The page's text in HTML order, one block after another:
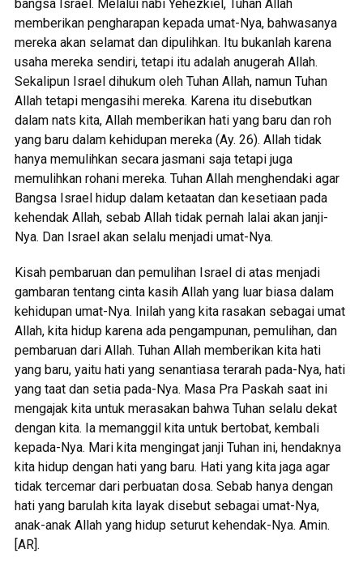
bangsa Israel. Melalui nabi Yehezkiel, Tuhan Allah
memberikan pengharapan kepada umat-Nya, bahwasanya
mereka akan selamat dan dipulihkan. Itu bukanlah karena
usaha mereka sendiri, tetapi itu adalah anugerah Allah.
Sekalipun Israel dihukum oleh Tuhan Allah, namun Tuhan
Allah tetapi mengasihi mereka. Karena itu disebutkan
dalam nats kita, Allah memberikan hati yang baru dan roh
yang baru dalam kehidupan mereka (Ay. 26). Allah tidak
hanya memulihkan secara jasmani saja tetapi juga
memulihkan rohani mereka. Tuhan Allah menghendaki agar
Bangsa Israel hidup dalam ketaatan dan kesetiaan pada
kehendak Allah, sebab Allah tidak pernah lalai akan janji-
Nya. Dan Israel akan selalu menjadi umat-Nya.
Kisah pembaruan dan pemulihan Israel di atas menjadi
gambaran tentang cinta kasih Allah yang luar biasa dalam
kehidupan umat-Nya. Inilah yang kita rasakan sebagai umat
Allah, kita hidup karena ada pengampunan, pemulihan, dan
pembaruan dari Allah. Tuhan Allah memberikan kita hati
yang baru, yaitu hati yang senantiasa terarah pada-Nya, hati
yang taat dan setia pada-Nya. Masa Pra Paskah saat ini
mengajak kita untuk merasakan bahwa Tuhan selalu dekat
dengan kita. Ia memanggil kita untuk bertobat, kembali
kepada-Nya. Mari kita mengingat janji Tuhan ini, hendaknya
kita hidup dengan hati yang baru. Hati yang kita jaga agar
tidak tercemar dari perbuatan dosa. Sebab hanya dengan
hati yang barulah kita layak disebut sebagai umat-Nya,
anak-anak Allah yang hidup seturut kehendak-Nya. Amin.
[AR].